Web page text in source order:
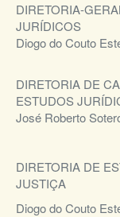
DIRETORIA-
JURÍDICOS
Diogo do Couto
DIRETORIA DE
ESTUDOS
José Roberto
DIRETORIA DE
JUSTIÇA
Diogo do Couto